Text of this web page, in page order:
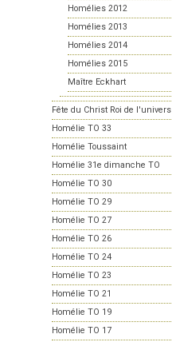
Homélies 2012
Homélies 2013
Homélies 2014
Homélies 2015
Maître Eckhart
Fête du Christ Roi de l'univers
Homélie TO 33
Homélie Toussaint
Homélie 31e dimanche TO
Homélie TO 30
Homélie TO 29
Homélie TO 27
Homélie TO 26
Homélie TO 24
Homélie TO 23
Homélie TO 21
Homélie TO 19
Homélie TO 17